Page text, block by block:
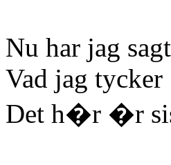
Nu har jag sagt
Vad jag tycker
Det h�r �r